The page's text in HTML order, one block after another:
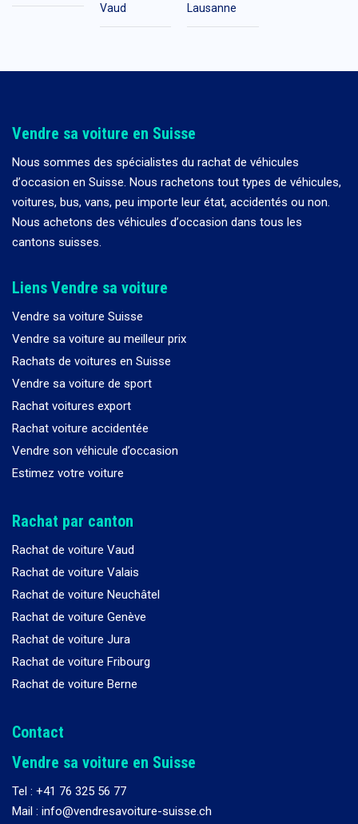
Vaud
Lausanne
Vendre sa voiture en Suisse
Nous sommes des spécialistes du rachat de véhicules
d’occasion en Suisse. Nous rachetons tout types de véhicules,
voitures, bus, vans, peu importe leur état, accidentés ou non.
Nous achetons des véhicules d’occasion dans tous les
cantons suisses.
Liens Vendre sa voiture
Vendre sa voiture Suisse
Vendre sa voiture au meilleur prix
Rachats de voitures en Suisse
Vendre sa voiture de sport
Rachat voitures export
Rachat voiture accidentée
Vendre son véhicule d’occasion
Estimez votre voiture
Rachat par canton
Rachat de voiture Vaud
Rachat de voiture Valais
Rachat de voiture Neuchâtel
Rachat de voiture Genève
Rachat de voiture Jura
Rachat de voiture Fribourg
Rachat de voiture Berne
Contact
Vendre sa voiture en Suisse
Tel : +41 76 325 56 77
Mail : info@vendresavoiture-suisse.ch